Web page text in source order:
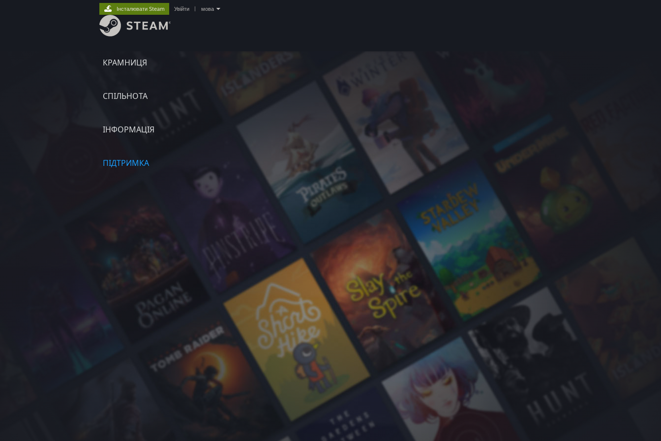
КРАМНИЦЯ
СПІЛЬНОТА
ІНФОРМАЦІЯ
ПІДТРИМКА
Інсталювати Steam Увійти мова